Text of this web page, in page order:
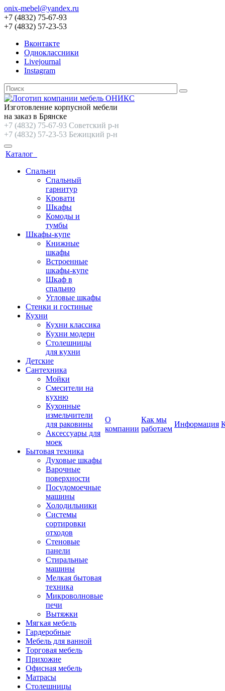
onix-mebel@yandex.ru
+7 (4832) 75-67-93
+7 (4832) 57-23-53
Вконтакте
Одноклассники
Livejournal
Instagram
Изготовление корпусной мебели
на заказ в Брянске
+7 (4832) 75-67-93 Советский р-н
+7 (4832) 57-23-53 Бежицкий р-н
Каталог
Спальни
Спальный
гарнитур
Кровати
Шкафы
Комоды и
тумбы
Шкафы-купе
Книжные
шкафы
Встроенные
шкафы-купе
Шкаф в
спальню
Угловые шкафы
Стенки и гостиные
Кухни
Кухни классика
Кухни модерн
Столешницы
для кухни
Детские
Сантехника
Мойки
Смесители на
кухню
Кухонные
измельчители
для раковины
Аксессуары для
моек
Бытовая техника
Духовые шкафы
Варочные
поверхности
Посудомоечные
машины
Холодильники
Системы
сортировки
отходов
Стеновые
панели
Стиральные
машины
Мелкая бытовая
техника
Микроволновые
печи
Вытяжки
Мягкая мебель
Гардеробные
Мебель для ванной
Торговая мебель
Прихожие
Офисная мебель
Матрасы
Столешницы
О
компании
Как мы
работаем
Информация